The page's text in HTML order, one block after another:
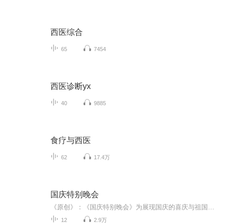
西医综合
65 7454
西医诊断yx
40 9885
食疗与西医
62 17.4万
国庆特别晚会
12 2.9万